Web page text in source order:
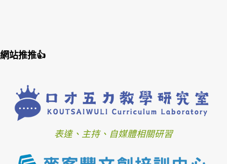
網站推推👍
表達、主持、自媒體相關研習